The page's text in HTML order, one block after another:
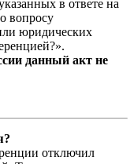
в ответе на
вопросу
юридических
данный акт не
отключил